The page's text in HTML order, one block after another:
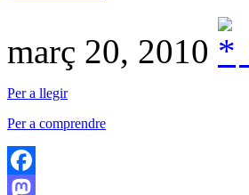
març 20, 2010
Per a llegir
Per a comprendre
Facebook